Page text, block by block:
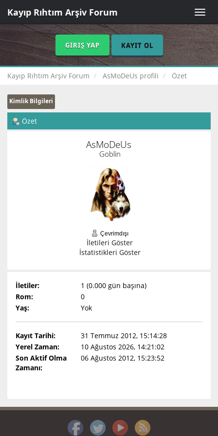
Toggle
Kayıp Rıhtım Arşiv Forum
GIRIŞ YAP KAYIT OL
Kayıp Rıhtım Arşiv Forum AsMoDeUs profili Özet
Kimlik Bilgileri
Özet
AsMoDeUs
Goblin
Çevrimdışı
İletileri Göster
İstatistikleri Göster
İletiler:
1 (0.000 gün başına)
Rom:
0
Yaş:
Yok
Kayıt Tarihi:
31 Temmuz 2012, 15:14:28
Yerel Zaman:
10 Ağustos 2026, 14:21:02
Son Aktif Olma
Zamanı:
06 Ağustos 2012, 15:23:52